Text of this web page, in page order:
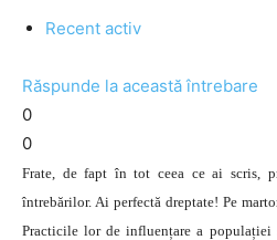
Recent activ
Răspunde la această întrebare
0
0
Frate, de fapt în tot ceea ce ai scris,
întrebărilor. Ai perfectă dreptate! Pe
Practicile lor de influențare a populației